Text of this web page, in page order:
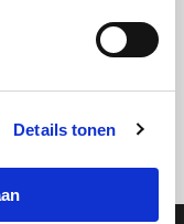
Details tonen